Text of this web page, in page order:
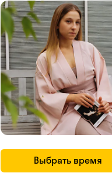
Выбрать время